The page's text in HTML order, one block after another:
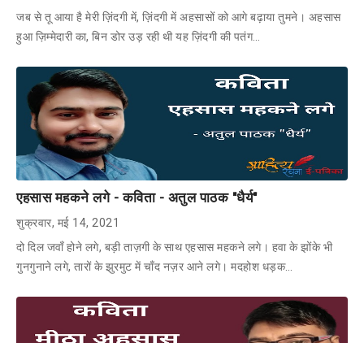
जब से तू आया है मेरी ज़िंदगी में, ज़िंदगी में अहसासों को आगे बढ़ाया तुमने। अहसास
हुआ ज़िम्मेदारी का, बिन डोर उड़ रही थी यह ज़िंदगी की पतंग…
एहसास महकने लगे - कविता - अतुल पाठक "धैर्य"
शुक्रवार, मई 14, 2021
दो दिल जवाँ होने लगे, बड़ी ताज़गी के साथ एहसास महकने लगे। हवा के झोंके भी
गुनगुनाने लगे, तारों के झुरमुट में चाँद नज़र आने लगे। मदहोश धड़क…